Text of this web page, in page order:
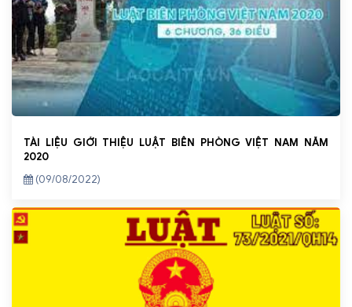
TÀI LIỆU GIỚI THIỆU LUẬT BIÊN PHÒNG VIỆT NAM NĂM
2020
(09/08/2022)